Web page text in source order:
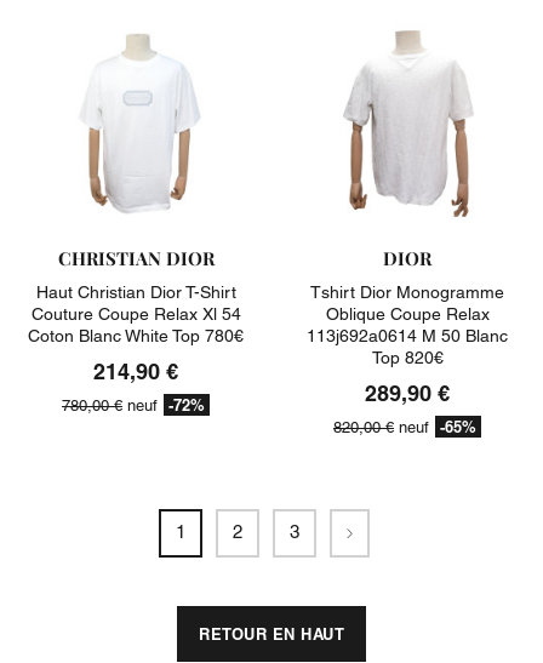
CHRISTIAN DIOR
Haut Christian Dior T-Shirt
Couture Coupe Relax Xl 54
Coton Blanc White Top 780€
214,90 €
780,00 € neuf -72%
DIOR
Tshirt Dior Monogramme
Oblique Coupe Relax
113j692a0614 M 50 Blanc
Top 820€
289,90 €
820,00 € neuf -65%
1 2 3 Suivant
RETOUR EN HAUT